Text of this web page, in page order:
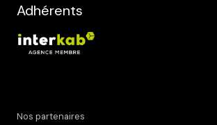
Adhérents
Nos partenaires